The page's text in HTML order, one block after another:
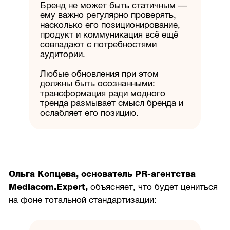
Бренд не может быть статичным —
ему важно регулярно проверять,
насколько его позиционирование,
продукт и коммуникация всё ещё
совпадают с потребностями
аудитории.
Любые обновления при этом
должны быть осознанными:
трансформация ради модного
тренда размывает смысл бренда и
ослабляет его позицию.
Ольга Копцева, основатель PR-агентства
Mediacom.Expert,объясняет, что будет цениться
на фоне тотальной стандартизации: